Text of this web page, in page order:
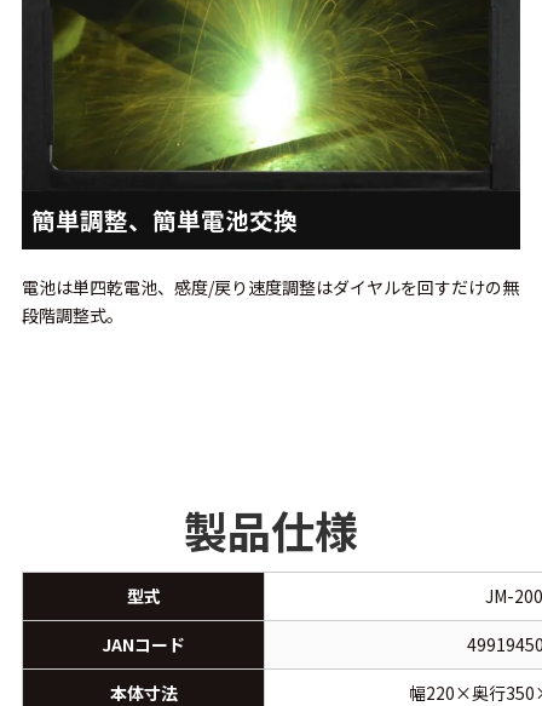
簡単調整、簡単電池交換
電池は単四乾電池、感度/戻り速度調整はダイヤルを回すだけの無
段階調整式。
製品仕様
型式
JM-
JANコード
本体寸法
幅220×奥行